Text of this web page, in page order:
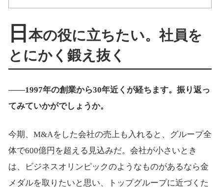
日 本の役に立ちたい。社員を
とにかく鍛え抜く
――1997年の創業から30年近くが経ちます。振り返っ
てみていかがでしょうか。
今期、M&Aをした会社の売上も入れると、グループ全
体で600億円を超える見込みだ。会社が小さいとき
は、ビジネスオリンピックのようなものがあるなら金
メダルを取りたいと思い、トップグループに近づくた